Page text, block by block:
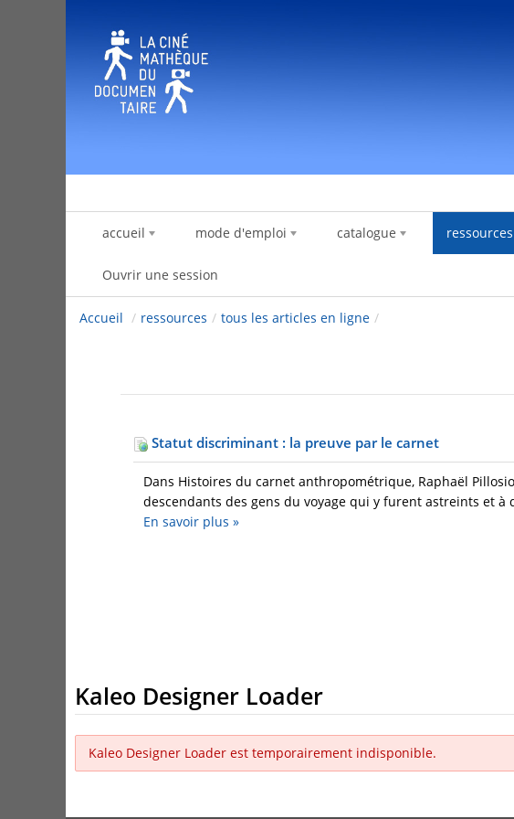
accueil mode d'emploi catalogue ressources
Ouvrir une session
Accueil / ressources / tous les articles en ligne /
Statut discriminant : la preuve par le carnet
Dans Histoires du carnet anthropométrique, Raphaël
descendants des gens du voyage qui y furent astreints et à
En savoir plus »
Kaleo Designer Loader
Kaleo Designer Loader est temporairement indisponible.